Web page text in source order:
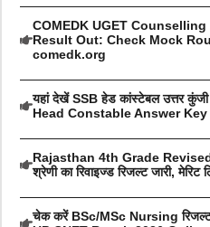
COMEDK UGET
Result Out: Check Mock
comedk.org
यहां देखें SSB हेड कांस्टेबल उत्तर कुंजी
Head Constable Answer
Rajasthan 4th Grade
श्रेणी का रिवाइज्ड रिजल्ट जारी, मेरिट
चेक करें BSc/MSc Nursing